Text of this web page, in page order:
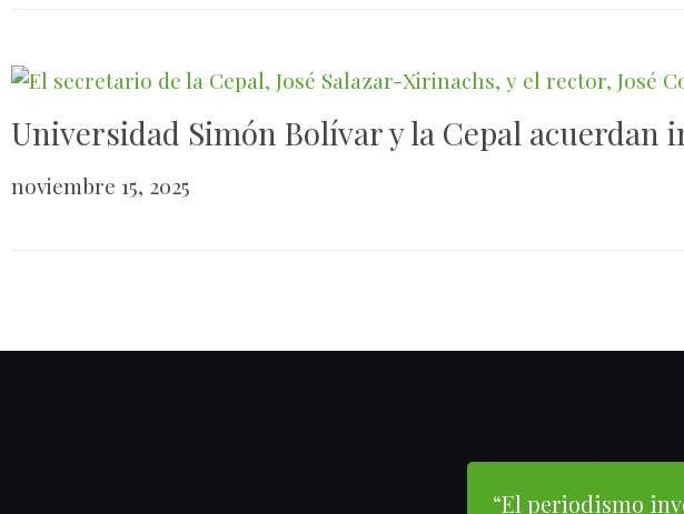
Universidad Simón Bolívar y la Cepal acuerdan
noviembre 15, 2025
“El periodismo